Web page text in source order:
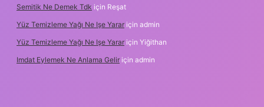
Semitik Ne Demek Tdk için Reşat
Yüz Temizleme Yağı Ne Işe Yarar için admin
Yüz Temizleme Yağı Ne Işe Yarar için Yiğithan
Imdat Eylemek Ne Anlama Gelir için admin